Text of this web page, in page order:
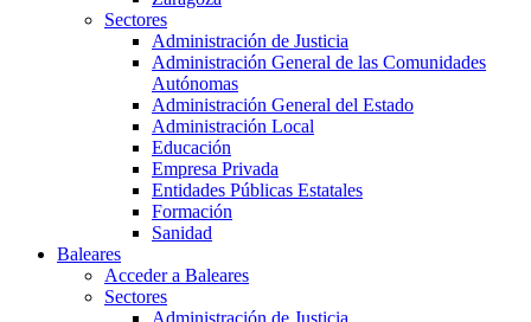
Sectores
Administración de Justicia
Administración General de las Comunidades
Autónomas
Administración General del Estado
Administración Local
Educación
Empresa Privada
Entidades Públicas Estatales
Formación
Sanidad
Baleares
Acceder a Baleares
Sectores